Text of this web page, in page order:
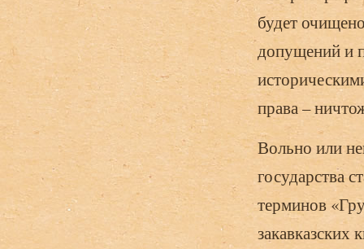
будет
допущений и
права –
Вольно или
государства
терминов
закавказских